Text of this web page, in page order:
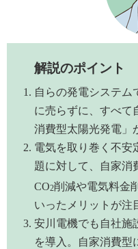
解説のポイント
自らの発電システム
に売らずに、すべて
消費型太陽光発電」
電気を取り巻く不安
題に対して、自家消
CO2削減や電気料金
いったメリットが注
安川電機でも自社施
を導入。自家消費型